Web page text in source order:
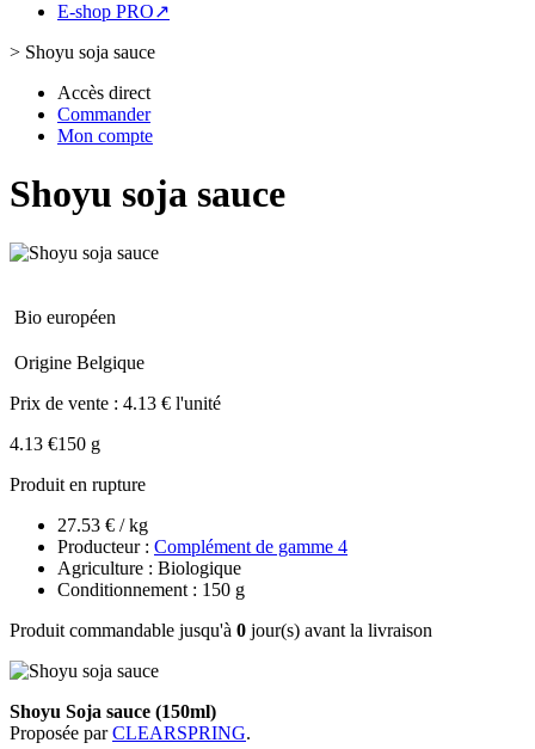
E-shop PRO↗
> Shoyu soja sauce
Accès direct
Commander
Mon compte
Shoyu soja sauce
Bio européen
Origine Belgique
Prix de vente : 4.13 € l'unité
4.13 €150 g
Produit en rupture
27.53 € / kg
Producteur : Complément de gamme 4
Agriculture : Biologique
Conditionnement : 150 g
Produit commandable jusqu'à 0 jour(s) avant la livraison
Shoyu Soja sauce (150ml)
Proposée parCLEARSPRING.